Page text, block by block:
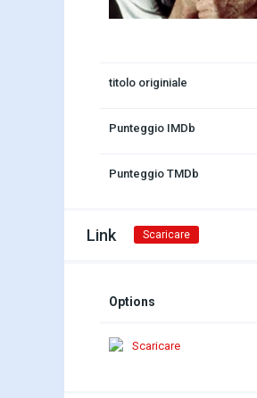
titolo originiale
Punteggio IMDb
Punteggio TMDb
Link Scaricare
Options
Scaricare